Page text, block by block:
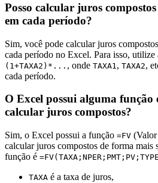
Posso calcular juros
em cada período?
Sim, você pode calcular juros
cada período no Excel. Para isso, utilize
(1+TAXA2)*... , onde TAXA1 , TAXA2,
cada período.
O Excel possui alguma função
calcular juros compostos?
Sim, o Excel possui a função =FV
calcular juros compostos de forma mais
função é
TAXA é a taxa de juros,